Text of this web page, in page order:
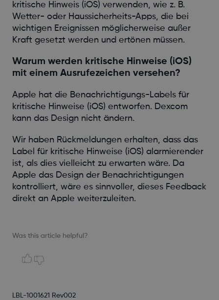
kritische Hinweis (iOS) verwenden, wie z. B.
Wetter- oder Haussicherheits-Apps, die bei
wichtigen Ereignissen möglicherweise außer
Kraft gesetzt werden und ertönen müssen.
Warum werden kritische Hinweise (iOS)
mit einem Ausrufezeichen versehen?
Apple hat die Benachrichtigungs-Labels für
kritische Hinweise (iOS) entworfen. Dexcom
kann das Design nicht ändern.
Wir haben Rückmeldungen erhalten, dass das
Label für kritische Hinweise (iOS) alarmierender
ist, als dies vielleicht zu erwarten wäre. Da
Apple das Design der Benachrichtigungen
kontrolliert, wäre es sinnvoller, dieses Feedback
direkt an Apple weiterzuleiten.
Was this article helpful?
LBL-1001621 Rev002